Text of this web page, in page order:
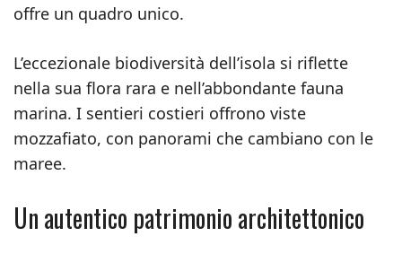
offre un quadro unico.
L’eccezionale biodiversità dell’isola si riflette
nella sua flora rara e nell’abbondante fauna
marina. I sentieri costieri offrono viste
mozzafiato, con panorami che cambiano con le
maree.
Un autentico patrimonio architettonico